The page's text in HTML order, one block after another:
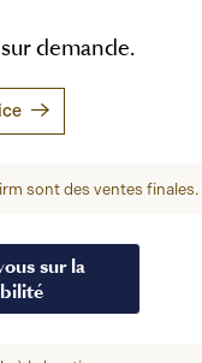
demande.
sont des ventes finales.
sur la